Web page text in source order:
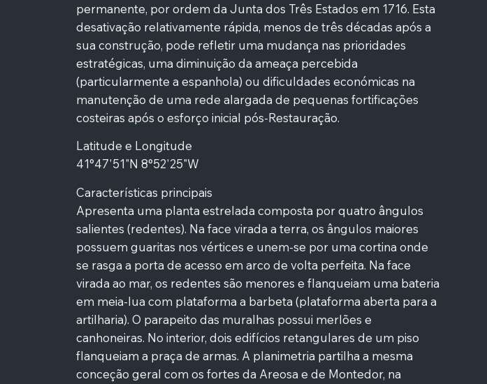
permanente, por ordem da Junta dos Três Estados em 1716. Esta
desativação relativamente rápida, menos de três décadas após a
sua construção, pode refletir uma mudança nas prioridades
estratégicas, uma diminuição da ameaça percebida
(particularmente a espanhola) ou dificuldades económicas na
manutenção de uma rede alargada de pequenas fortificações
costeiras após o esforço inicial pós-Restauração.
Latitude e Longitude
41°47'51"N 8°52'25"W
Características principais
Apresenta uma planta estrelada composta por quatro ângulos
salientes (redentes). Na face virada a terra, os ângulos maiores
possuem guaritas nos vértices e unem-se por uma cortina onde
se rasga a porta de acesso em arco de volta perfeita. Na face
virada ao mar, os redentes são menores e flanqueiam uma bateria
em meia-lua com plataforma a barbeta (plataforma aberta para a
artilharia). O parapeito das muralhas possui merlões e
canhoneiras. No interior, dois edifícios retangulares de um piso
flanqueiam a praça de armas. A planimetria partilha a mesma
conceção geral com os fortes da Areosa e de Montedor, na